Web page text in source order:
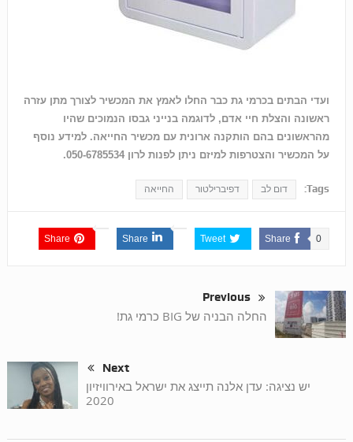
ועדי הבתים בכרמי גת כבר החלו לאמץ את המכשיר לצורך מתן עזרה
ראשונה והצלת חיי אדם, לדוגמה בנייני גבסו הנמוכים שהיו
מהראשונים בהם הותקנה ארונית עם מכשיר החייאה. למידע נוסף
על המכשיר והצטרפות למיזם ניתן לפנות לרון 050-6785534.
Tags: דום לב דפיברילטור החייאה
Share 0
Tweet
Share
Share
Previous
החלה הבניה של BIG כרמי גת!
Next
יש נציגה: עדן אלנה תייצג את ישראל באירוויזיון
2020